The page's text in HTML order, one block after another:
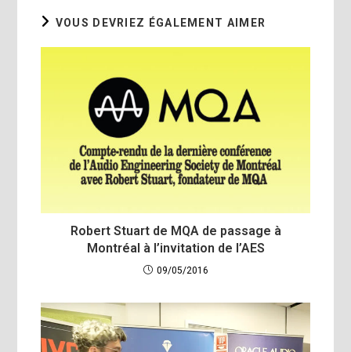
VOUS DEVRIEZ ÉGALEMENT AIMER
Robert Stuart de MQA de passage à
Montréal à l’invitation de l’AES
09/05/2016